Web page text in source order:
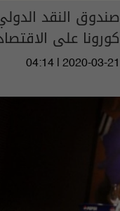
صندوق النقد
كورونا على
04:14 | 2020-03-21